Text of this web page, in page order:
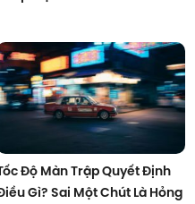
Độ Màn Trập Quyết Định
Gì? Sai Một Chút Là Hỏng